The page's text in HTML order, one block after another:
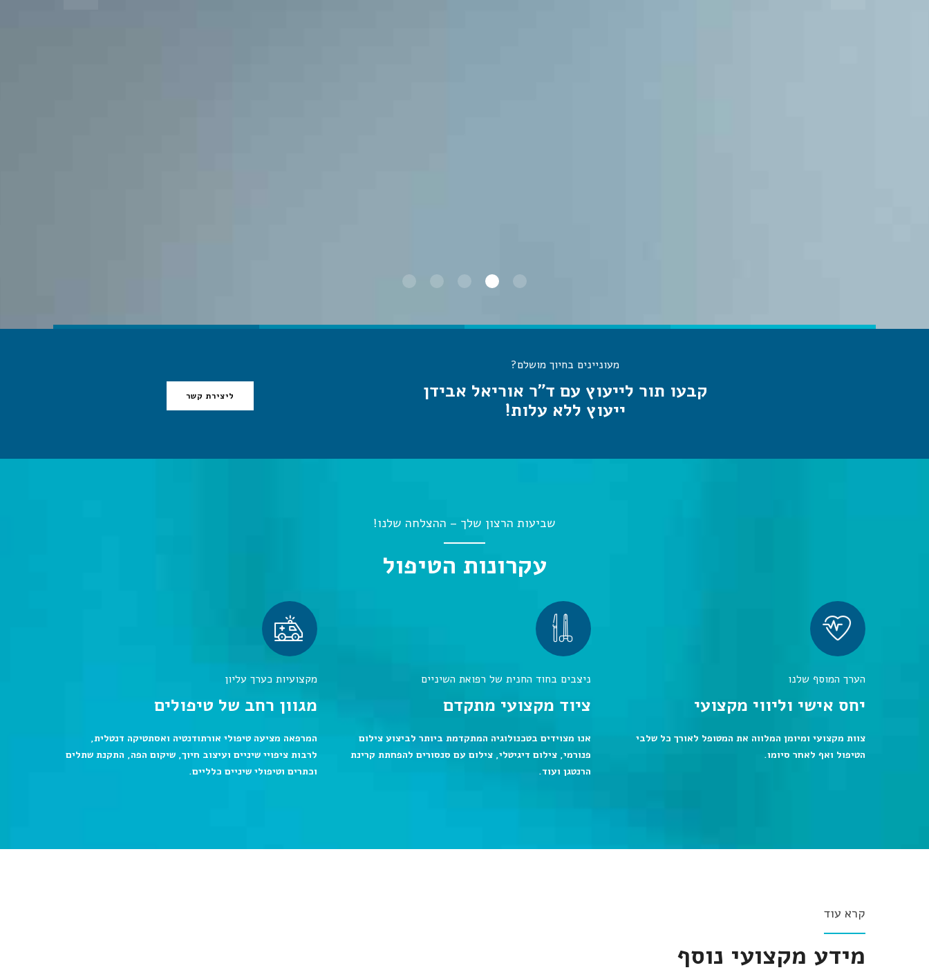
מעוניינים בחיוך מושלם?
קבעו תור לייעוץ עם ד"ר אוריאל אבידן
ייעוץ ללא עלות!
ליצירת קשר
שביעות הרצון שלך – ההצלחה שלנו!
עקרונות הטיפול
הערך המוסף שלנו
יחס אישי וליווי מקצועי
צוות מקצועי ומיומן המלווה את המטופל לאורך כל שלבי
הטיפול ואף לאחר סיומו.
ניצבים בחוד החנית של רפואת השיניים
ציוד מקצועי מתקדם
אנו מצוידים בטכנולוגיה המתקדמת ביותר לביצוע צילום
פנורמי, צילום דיגיטלי, צילום עם סנסורים להפחתת קרינת
הרנטגן ועוד.
מקצועיות כערך עליון
מגוון רחב של טיפולים
המרפאה מציעה טיפולי אורתודנטיה ואסתטיקה דנטלית,
לרבות ציפויי שיניים ועיצוב חיוך, שיקום הפה, התקנת שתלים
וכתרים וטיפולי שיניים כלליים.
קרא עוד
מידע מקצועי נוסף